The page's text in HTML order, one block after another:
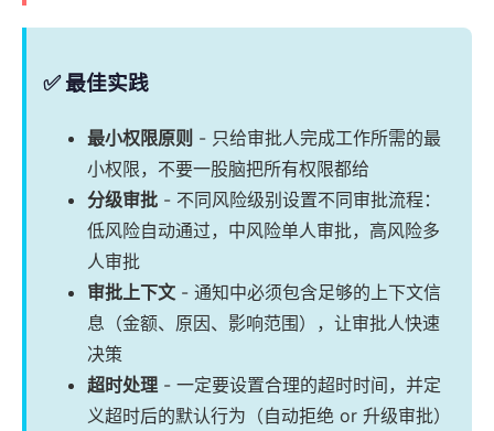
✅ 最佳实践
最小权限原则 - 只给审批人完成工作所需的最
小权限，不要一股脑把所有权限都给
分级审批 - 不同风险级别设置不同审批流程：
低风险自动通过，中风险单人审批，高风险多
人审批
审批上下文 - 通知中必须包含足够的上下文信
息（金额、原因、影响范围），让审批人快速
决策
超时处理 - 一定要设置合理的超时时间，并定
义超时后的默认行为（自动拒绝 or 升级审批）